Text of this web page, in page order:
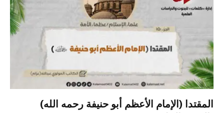
المقتدا (الإمام الأعظم أبو حنيفة رحمه الله)